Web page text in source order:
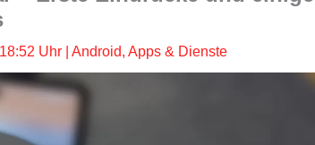
Uhr| Android, Apps & Dienste